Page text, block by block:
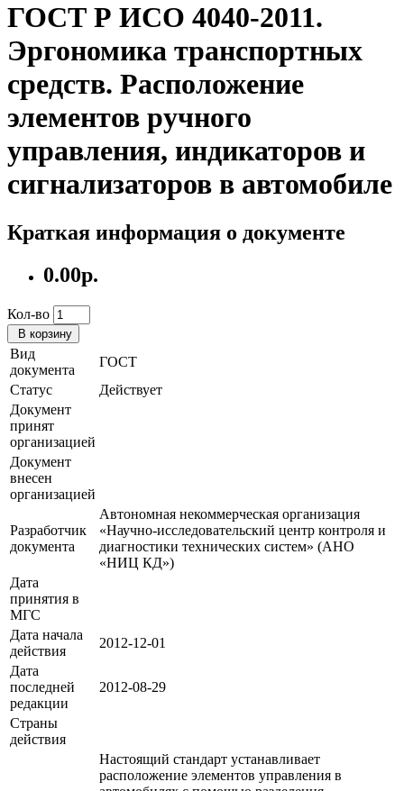
ГОСТ Р ИСО 4040-2011.
Эргономика транспортных
средств. Расположение
элементов ручного
управления, индикаторов и
сигнализаторов в автомобиле
Краткая информация о документе
0.00р.
Кол-во
В корзину
Вид
документа
ГОСТ
Статус
Действует
Документ
принят
организацией
Документ
внесен
организацией
Разработчик
документа
Автономная некоммерческая организация
«Научно-исследовательский центр контроля и
диагностики технических систем» (АНО
«НИЦ КД»)
Дата
принятия в
МГС
Дата начала
действия
2012-12-01
Дата
последней
редакции
2012-08-29
Страны
действия
Настоящий стандарт устанавливает
расположение элементов управления в